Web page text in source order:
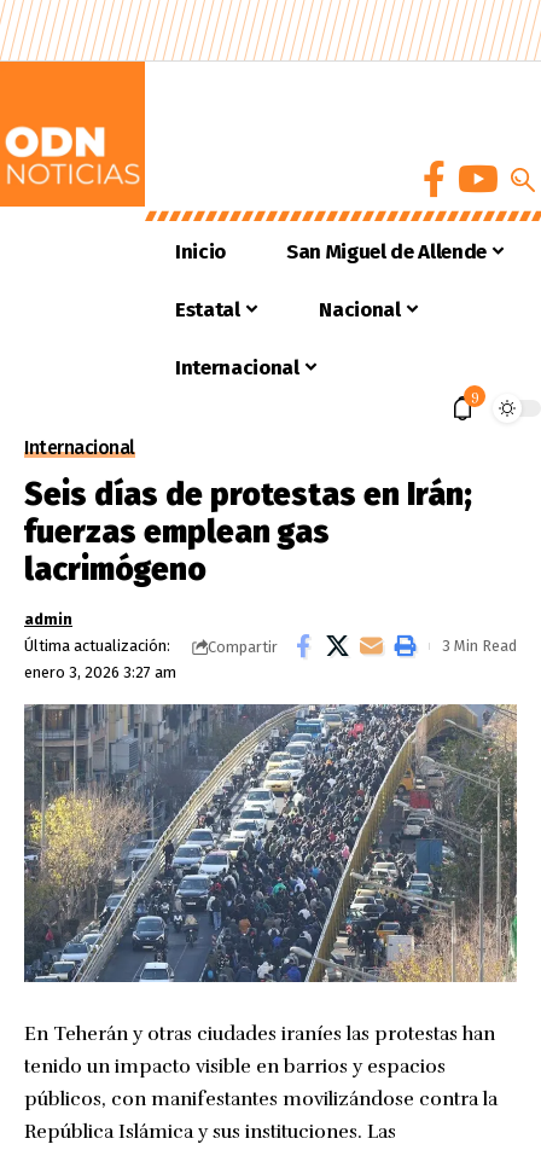
Inicio San Miguel de Allende
Estatal Nacional
Internacional
9
Internacional
Seis días de protestas en Irán;
fuerzas emplean gas
lacrimógeno
Última actualización:
enero 3, 2026 3:27 am
admin
Compartir
3 Min Read
En Teherán y otras ciudades iraníes las protestas han
tenido un impacto visible en barrios y espacios
públicos, con manifestantes movilizándose contra la
República Islámica y sus instituciones. Las